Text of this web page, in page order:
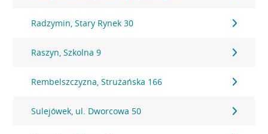
Radzymin, Stary Rynek 30
Raszyn, Szkolna 9
Rembelszczyzna, Strużańska 166
Sulejówek, ul. Dworcowa 50